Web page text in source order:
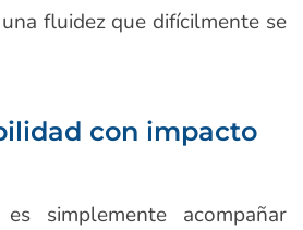
fluidez que difícilmente se
con impacto
simplemente acompañar